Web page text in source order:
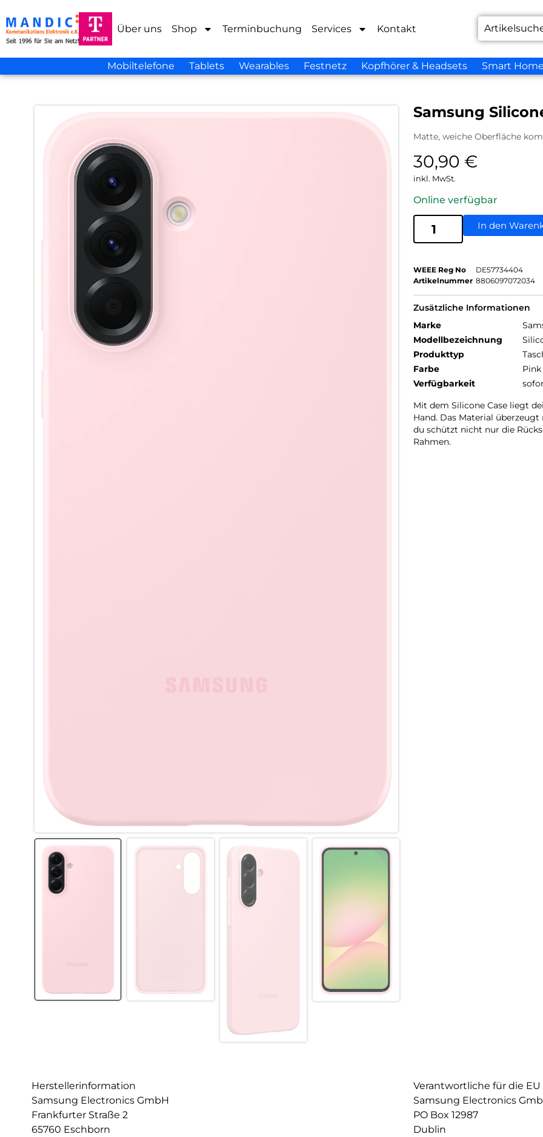
Über uns Shop Terminbuchung Services Kontakt
Mobiltelefone Tablets Wearables Festnetz Kopfhörer & Headsets Smart
Samsung
Matte, weiche Oberfläche
30,90 €
inkl. MwSt.
Online verfügbar
In den
WEEE Reg No
DE57734404
Artikelnummer 8806097072034
Zusätzliche Informationen
Marke
Modellbezeichnung
Produkttyp
Farbe
Pink
Verfügbarkeit
Mit dem Silicone Case liegt
Hand. Das Material
du schützt nicht nur die
Rahmen.
Herstellerinformation
Samsung Electronics GmbH
Frankfurter Straße 2
65760 Eschborn
Verantwortliche für die EU
Samsung Electronics
PO Box 12987
Dublin